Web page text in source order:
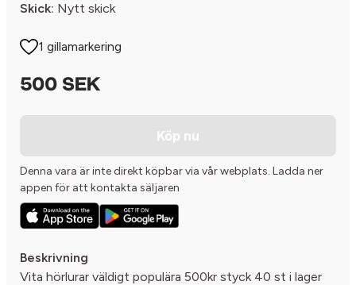
Skick: Nytt skick
1 gillamarkering
500 SEK
Köp nu
Denna vara är inte direkt köpbar via vår webplats. Ladda ner
appen för att kontakta säljaren
Beskrivning
Vita hörlurar väldigt populära 500kr styck 40 st i lager